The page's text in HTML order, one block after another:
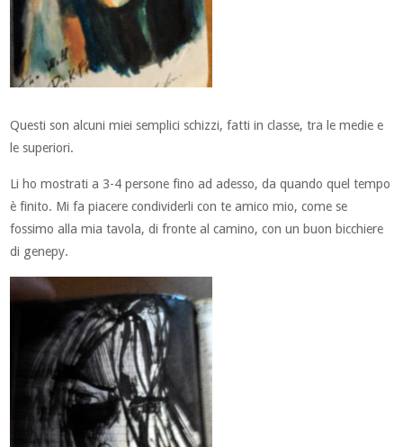
Questi son alcuni miei semplici schizzi, fatti in classe, tra le medie e
le superiori.
Li ho mostrati a 3-4 persone fino ad adesso, da quando quel tempo
è finito. Mi fa piacere condividerli con te amico mio, come se
fossimo alla mia tavola, di fronte al camino, con un buon bicchiere
di genepy.